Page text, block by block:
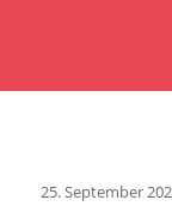
25. September